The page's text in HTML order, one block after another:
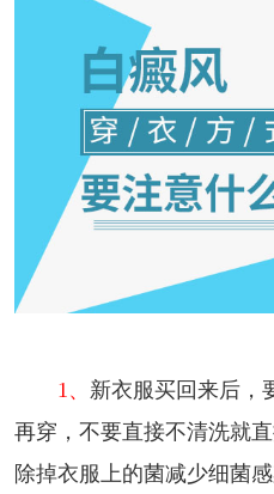
1、 新衣服买回来后，
再穿，不要直接不清洗就
除掉衣服上的菌减少细菌